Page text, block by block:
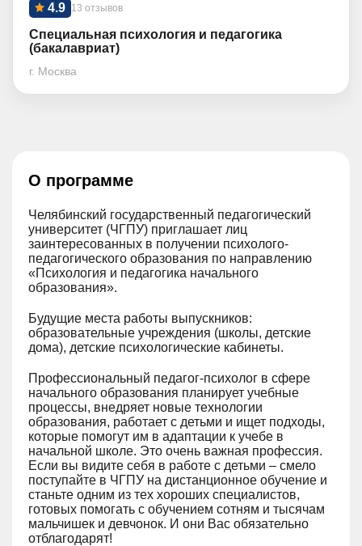
13 отзывов
4.9
Специальная психология и педагогика
(бакалавриат)
г. Москва
О программе
Челябинский государственный педагогический
университет (ЧГПУ) приглашает лиц
заинтересованных в получении психолого-
педагогического образования по направлению
«Психология и педагогика начального
образования».
Будущие места работы выпускников:
образовательные учреждения (школы, детские
дома), детские психологические кабинеты.
Профессиональный педагог-психолог в сфере
начального образования планирует учебные
процессы, внедряет новые технологии
образования, работает с детьми и ищет подходы,
которые помогут им в адаптации к учебе в
начальной школе. Это очень важная профессия.
Если вы видите себя в работе с детьми – смело
поступайте в ЧГПУ на дистанционное обучение и
станьте одним из тех хороших специалистов,
готовых помогать с обучением сотням и тысячам
мальчишек и девчонок. И они Вас обязательно
отблагодарят!